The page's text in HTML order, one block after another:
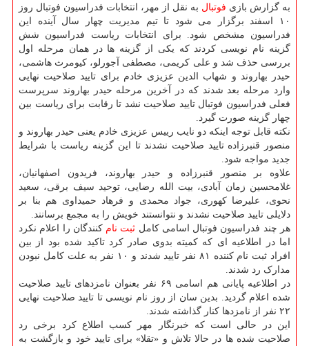
به گزارش بازی فوتبال به نقل از مهر، انتخابات فدراسیون فوتبال روز
۱۰ اسفند برگزار می شود تا تیم مدیریت چهار سال آینده این
فدراسیون مشخص شود. برای انتخابات ریاست فدراسیون شش
گزینه نام نویسی کردند که یکی از گزینه ها در همان مرحله اول
بررسی حذف شد و علی کریمی، مصطفی آجورلو، کیومرث هاشمی،
حیدر بهاروند و شهاب الدین عزیزی خادم برای تایید صلاحیت نهایی
وارد مرحله بعد شدند که در آخرین مرحله حیدر بهاروند سرپرست
فعلی فدراسیون فوتبال تایید صلاحیت نشد تا رقابت برای ریاست بین
چهار گزینه صورت گیرد.
نکته قابل توجه اینکه دو نایب رییس عزیزی خادم یعنی حیدر بهاروند و
منصور قنبرزاده تایید صلاحیت نشدند تا این گزینه ریاست با شرایط
جدید مواجه شود.
علاوه بر منصور قنبرزاده و حیدر بهاروند، فریدون اصفهانیان،
غلامحسین زمان آبادی، بیت الله رضایی، توحید سیف برقی، سعید
نحوی، علیرضا کهوری، جواد محمدی و فرهاد حمیداوی هم بنا بر
دلایلی تایید صلاحیت نشدند و نتوانستند خویش را به مجمع برسانند.
هر چند فدراسیون فوتبال اسامی کامل ثبت نام کنندگان را اعلام نکرد
اما در اطلاعیه ای که کمیته بدوی صادر کرد تاکید شده بود از بین
افراد ثبت نام کننده ۸۱ نفر تایید شدند و ۱۰ نفر به علت کامل نبودن
مدارک رد شدند.
در اطلاعیه پایانی هم اسامی ۶۹ نفر بعنوان نامزدهای تایید صلاحیت
شده اعلام گردید. بدین سان از روز نام نویسی تا تایید صلاحیت نهایی
۲۲ نفر از نامزدها کنار گذاشته شدند.
این در حالی است که خبرنگار مهر کسب اطلاع کرد برخی رد
صلاحیت شده ها در حالا تلاش و «تقلا» برای تایید خود و بازگشت به